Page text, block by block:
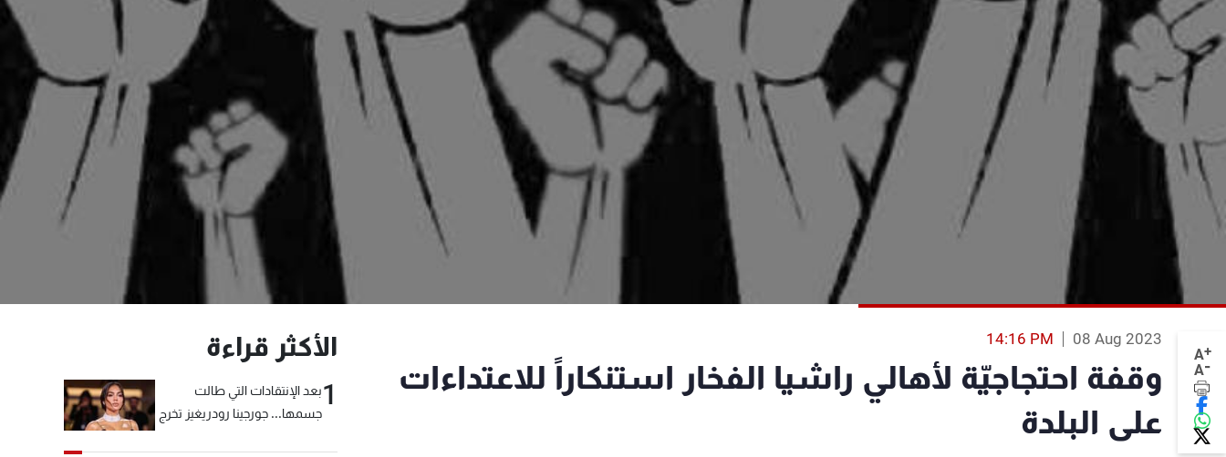
A+
A-
08 Aug 2023
14:16 PM
وقفة احتجاجيّة لأهالي راشيا الفخار استنكاراً للاعتداءات
على البلدة
الأكثر قراءة
1بعد الإنتقادات التي طالت
جسمها... جورجينا رودريغيز تخرج